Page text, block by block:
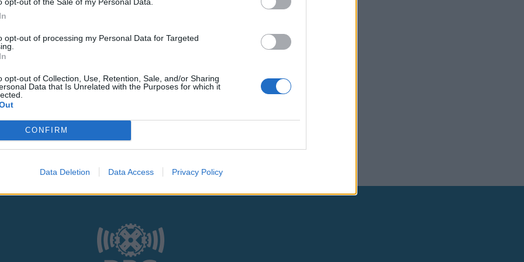
opt-out of processing my Personal Data for Targeted
opt-out of Collection, Use, Retention, Sale, and/or Sharing
Data that Is Unrelated with the Purposes for which it
CONFIRM
Data Deletion Data Access Privacy Policy
και τηδήλωση εχεμύθειας
του ιστοτόπου της
την εποπτεία γονέα ή κηδεμόνα ή επιτρόπου